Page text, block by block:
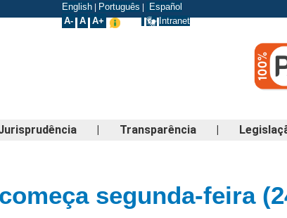
English Português
Español
A- A A+ Intranet
| Transparência |
segunda-feira